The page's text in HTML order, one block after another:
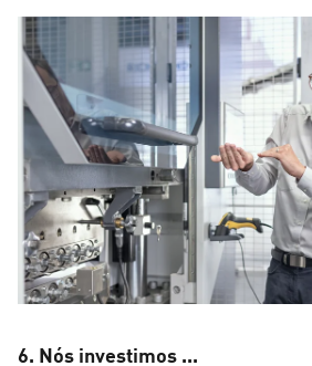
6. Nós investimos ...